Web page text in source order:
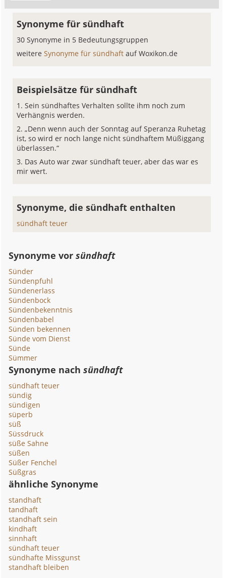
Synonyme für sündhaft
30 Synonyme in 5 Bedeutungsgruppen
weitereSynonyme für sündhaftauf Woxikon.de
Beispielsätze für sündhaft
Sein sündhaftes Verhalten sollte ihm noch zum
Verhängnis werden.
„Denn wenn auch der Sonntag auf Speranza Ruhetag
ist, so wird er noch lange nicht sündhaftem Müßiggang
überlassen.“
Das Auto war zwar sündhaft teuer, aber das war es
mir wert.
Synonyme, die sündhaft enthalten
sündhaft teuer
Synonyme vorsündhaft
Sünder
Sündenpfuhl
Sündenerlass
Sündenbock
Sündenbekenntnis
Sündenbabel
Sünden bekennen
Sünde vom Dienst
Sünde
Sümmer
Synonyme nachsündhaft
sündhaft teuer
sündig
sündigen
süperb
süß
Süssdruck
süße Sahne
süßen
Süßer Fenchel
Süßgras
ähnliche Synonyme
standhaft
tandhaft
standhaft sein
kindhaft
sinnhaft
sündhaft teuer
sündhafte Missgunst
standhaft bleiben